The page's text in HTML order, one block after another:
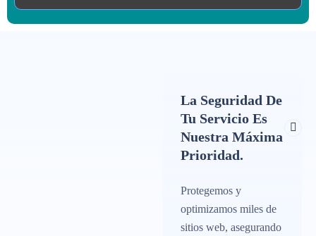
La Seguridad De
Tu Servicio Es
Nuestra Máxima
Prioridad.
Protegemos y
optimizamos miles de
sitios web, asegurando